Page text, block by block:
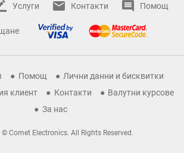
Услуги Контакти Помощ
Помощ
Лични данни и бисквитки
клиент
Контакти
Валутни курсове
За нас
Comet Electronics. All Rights Reserved.